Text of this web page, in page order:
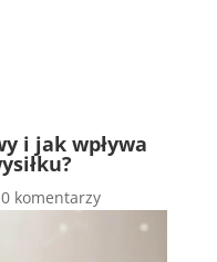
i jak wpływa
0 komentarzy